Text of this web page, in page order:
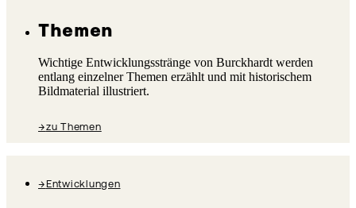
Themen
Wichtige Entwicklungsstränge von Burckhardt werden
entlang einzelner Themen erzählt und mit historischem
Bildmaterial illustriert.
→zu Themen
→Entwicklungen